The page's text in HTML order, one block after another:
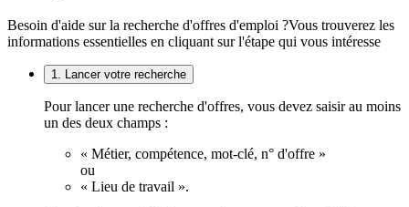
Besoin d'aide sur la recherche d'offres d'emploi ?Vous trouverez les
informations essentielles en cliquant sur l'étape qui vous intéresse
1. Lancer votre recherche
Pour lancer une recherche d'offres, vous devez saisir au moins
un des deux champs :
« Métier, compétence, mot-clé, n° d'offre »
ou
« Lieu de travail ».